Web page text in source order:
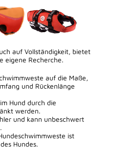
auf Vollständigkeit, bietet
eigene Recherche.
auf die Maße,
und Rückenlänge
Hund durch die
werden.
und kann unbeschwert
ist
Hundes.